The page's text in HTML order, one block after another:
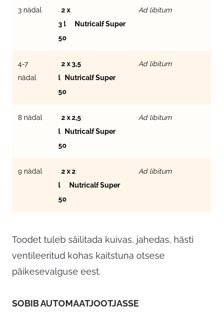
3 nädal
2 x
3 l Nutricalf Super
50
Ad libitum
4-7
nädal
2 x 3,5
l Nutricalf Super
50
Ad libitum
8 nädal
2 x 2,5
l Nutricalf Super
50
Ad libitum
9 nädal
2 x 2
l Nutricalf Super
50
Ad libitum
Toodet tuleb säilitada kuivas, jahedas, hästi
ventileeritud kohas kaitstuna otsese
päikesevalguse eest.
SOBIB AUTOMAATJOOTJASSE